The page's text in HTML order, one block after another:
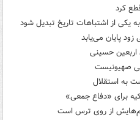
کرد
یکی از اشتباهات تاریخ تبدیل شود
پایان می‌یابد
اربعین حسینی
صهیونیست
به استقلال
برای «دفاع جمعی»
از روی ترس است